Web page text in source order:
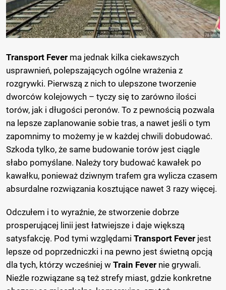
Transport Fever ma jednak kilka ciekawszych
usprawnień, polepszających ogólne wrażenia z
rozgrywki. Pierwszą z nich to ulepszone tworzenie
dworców kolejowych – tyczy się to zarówno ilości
torów, jak i długości peronów. To z pewnością pozwala
na lepsze zaplanowanie sobie tras, a nawet jeśli o tym
zapomnimy to możemy je w każdej chwili dobudować.
Szkoda tylko, że same budowanie torów jest ciągle
słabo pomyślane. Należy tory budować kawałek po
kawałku, ponieważ dziwnym trafem gra wylicza czasem
absurdalne rozwiązania kosztujące nawet 3 razy więcej.
Odczułem i to wyraźnie, że stworzenie dobrze
prosperującej linii jest łatwiejsze i daje większą
satysfakcję. Pod tymi względami Transport Fever jest
lepsze od poprzedniczki i na pewno jest świetną opcją
dla tych, którzy wcześniej w Train Fever nie grywali.
Nieźle rozwiązane są też strefy miast, gdzie konkretne